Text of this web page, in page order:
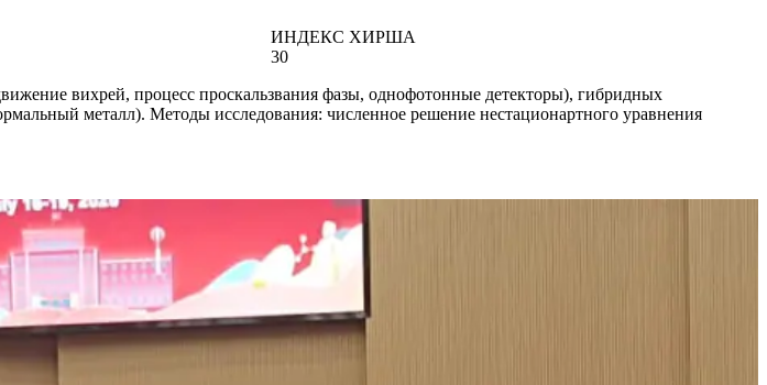
ИНДЕКС ХИРША
30
вихрей, процесс проскальзвания фазы, однофотонные детекторы), гибридных
металл). Методы исследования: численное решение нестационартного уравнения